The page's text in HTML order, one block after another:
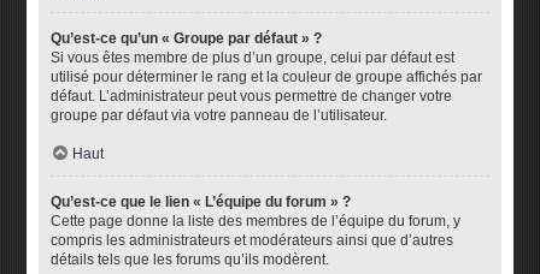
Qu’est-ce qu’un « Groupe par défaut » ?
Si vous êtes membre de plus d’un groupe, celui par défaut est
utilisé pour déterminer le rang et la couleur de groupe affichés par
défaut. L’administrateur peut vous permettre de changer votre
groupe par défaut via votre panneau de l’utilisateur.
Haut
Qu’est-ce que le lien « L’équipe du forum » ?
Cette page donne la liste des membres de l’équipe du forum, y
compris les administrateurs et modérateurs ainsi que d’autres
détails tels que les forums qu’ils modèrent.